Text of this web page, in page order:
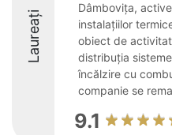
Laureați
Dâmbovița,
instalațiilor
obiect de
distribuția
încălzire cu
companie se
9.1